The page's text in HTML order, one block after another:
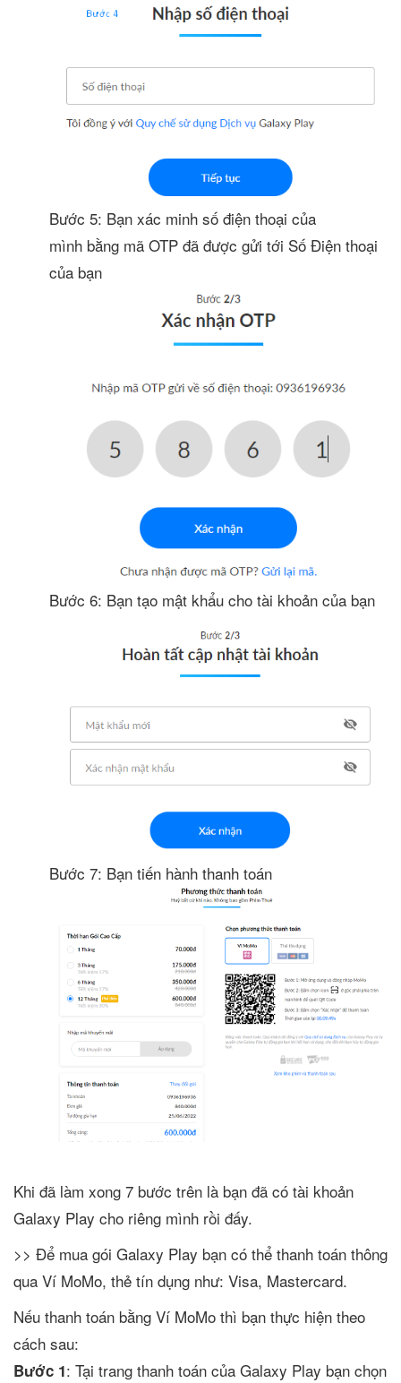
Bước 5: Bạn xác minh số điện thoại của
mình bằng mã OTP đã được gửi tới Số Điện thoại
của bạn
Bước 6: Bạn tạo mật khẩu cho tài khoản của bạn
Bước 7: Bạn tiến hành thanh toán
Khi đã làm xong 7 bước trên là bạn đã có tài khoản
Galaxy Play cho riêng mình rồi đấy.
>> Để mua gói Galaxy Play bạn có thể thanh toán thông
qua Ví MoMo, thẻ tín dụng như: Visa, Mastercard.
Nếu thanh toán bằng Ví MoMo thì bạn thực hiện theo
cách sau:
Bước 1: Tại trang thanh toán của Galaxy Play bạn chọn